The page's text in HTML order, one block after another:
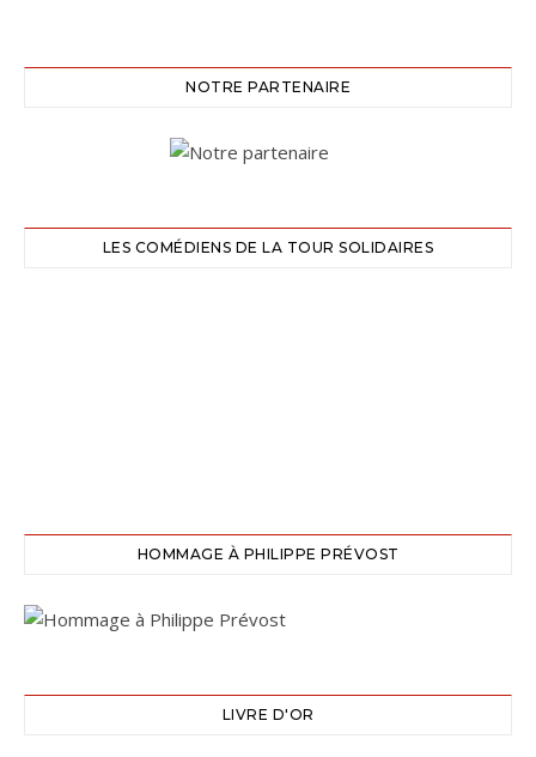
NOTRE PARTENAIRE
LES COMÉDIENS DE LA TOUR SOLIDAIRES
HOMMAGE À PHILIPPE PRÉVOST
LIVRE D'OR